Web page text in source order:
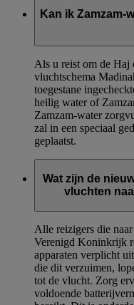
Kan ik Zamzam-
Als u reist om de
vluchtschema
toegestane
heilig water of
Zamzam-water
zal in een speciaal
geplaatst.
Wat zijn de
vluchten
Alle reizigers die
Verenigd Koninkrijk
apparaten verplicht
die dit verzuimen,
tot de vlucht. Zorg
voldoende